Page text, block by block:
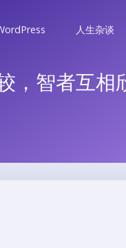
人生杂谈
，智者互相